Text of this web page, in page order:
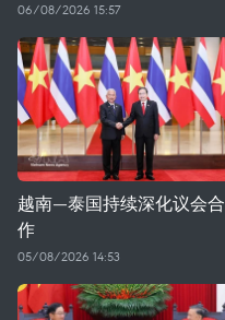
06/08/2026 15:57
越南—泰国持续深化议会合
作
05/08/2026 14:53